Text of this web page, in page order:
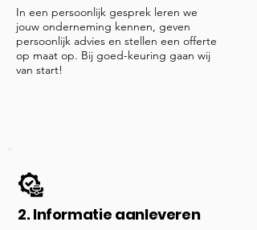
In een persoonlijk gesprek leren we
jouw onderneming kennen, geven
persoonlijk advies en stellen een offerte
op maat op. Bij goed-keuring gaan wij
van start!
2. Informatie aanleveren